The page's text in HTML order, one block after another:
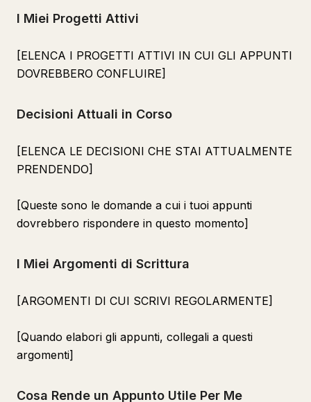
I Miei Progetti Attivi
[ELENCA I PROGETTI ATTIVI IN CUI GLI APPUNTI
DOVREBBERO CONFLUIRE]
Decisioni Attuali in Corso
[ELENCA LE DECISIONI CHE STAI ATTUALMENTE
PRENDENDO]
[Queste sono le domande a cui i tuoi appunti
dovrebbero rispondere in questo momento]
I Miei Argomenti di Scrittura
[ARGOMENTI DI CUI SCRIVI REGOLARMENTE]
[Quando elabori gli appunti, collegali a questi
argomenti]
Cosa Rende un Appunto Utile Per Me